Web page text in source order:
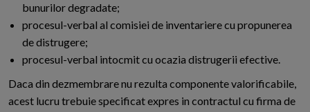
bunurilor degradate;
procesul-verbal al comisiei de inventariere cu propunerea
de distrugere;
procesul-verbal intocmit cu ocazia distrugerii efective.
Daca din dezmembrare nu rezulta componente valorificabile,
acest lucru trebuie specificat expres in contractul cu firma de